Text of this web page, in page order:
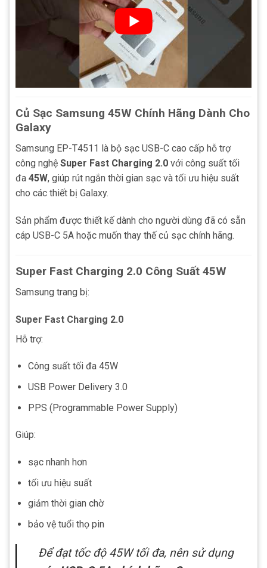
Củ Sạc Samsung 45W Chính Hãng Dành Cho
Galaxy
Samsung EP-T4511 là bộ sạc USB-C cao cấp hỗ trợ
công nghệ Super Fast Charging 2.0 với công suất tối
đa 45W, giúp rút ngắn thời gian sạc và tối ưu hiệu suất
cho các thiết bị Galaxy.
Sản phẩm được thiết kế dành cho người dùng đã có sẵn
cáp USB-C 5A hoặc muốn thay thế củ sạc chính hãng.
Super Fast Charging 2.0 Công Suất 45W
Samsung trang bị:
Super Fast Charging 2.0
Hỗ trợ:
Công suất tối đa 45W
USB Power Delivery 3.0
PPS (Programmable Power Supply)
Giúp:
sạc nhanh hơn
tối ưu hiệu suất
giảm thời gian chờ
bảo vệ tuổi thọ pin
Để đạt tốc độ 45W tối đa, nên sử dụng